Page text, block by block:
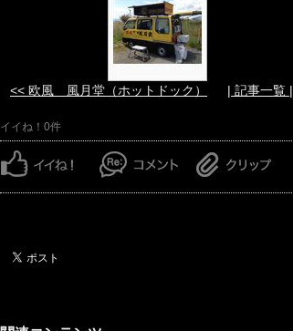
<< 欧風 風月堂（ホットドック） | 記事一覧 |
イイね！0件